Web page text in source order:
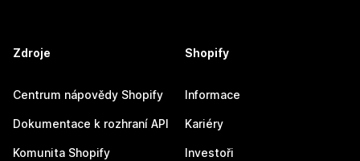
Zdroje
Centrum nápovědy Shopify
Dokumentace k rozhraní API
Komunita Shopify
Shopify
Informace
Kariéry
Investoři